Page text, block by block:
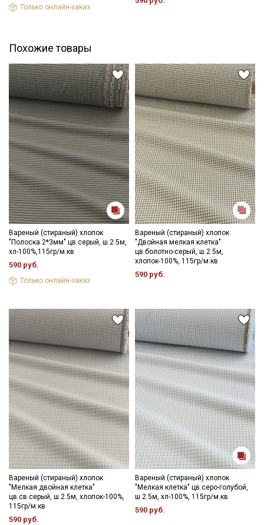
Только онлайн-заказ
Похожие товары
Вареный (стираный) хлопок
"Полоска 2*3мм" цв.серый, ш.2.5м,
хл-100%,115гр/м.кв
590 руб.
Только онлайн-заказ
Вареный (стираный) хлопок
"Двойная мелкая клетка"
цв.болотно-серый, ш.2.5м,
хлопок-100%, 115гр/м.кв
590 руб.
Вареный (стираный) хлопок
"Мелкая двойная клетка"
цв.св.серый, ш.2.5м, хлопок-100%,
115гр/м.кв
590 руб.
Вареный (стираный) хлопок
"Мелкая клетка" цв.серо-голубой,
ш.2.5м, хл-100%, 115гр/м.кв
590 руб.